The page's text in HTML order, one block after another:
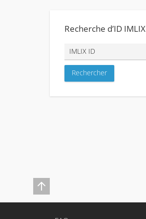
Recherche d’ID IMLIX